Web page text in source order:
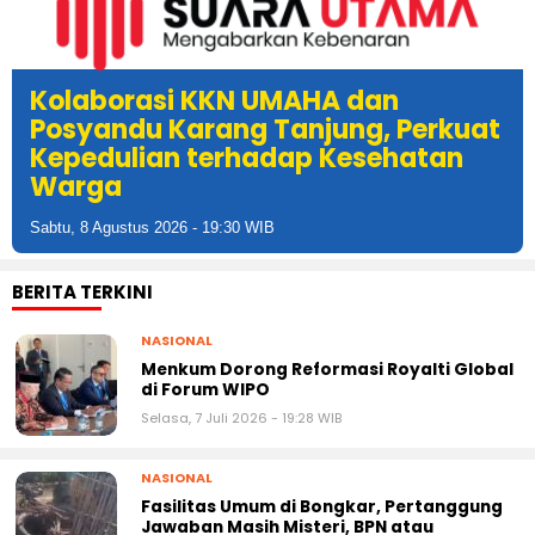
Kolaborasi KKN UMAHA dan
Posyandu Karang Tanjung, Perkuat
Kepedulian terhadap Kesehatan
Warga
Sabtu, 8 Agustus 2026 - 19:17 WIB
BERITA TERKINI
NASIONAL
Menkum Dorong Reformasi Royalti Global
di Forum WIPO
Selasa, 7 Juli 2026 - 19:28 WIB
NASIONAL
Fasilitas Umum di Bongkar, Pertanggung
Jawaban Masih Misteri, BPN atau